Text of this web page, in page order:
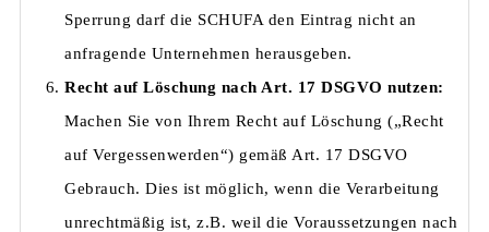
Sperrung darf die SCHUFA den Eintrag nicht an
anfragende Unternehmen herausgeben.
Recht auf Löschung nach Art. 17 DSGVO nutzen:
Machen Sie von Ihrem Recht auf Löschung („Recht
auf Vergessenwerden“) gemäß Art. 17 DSGVO
Gebrauch. Dies ist möglich, wenn die Verarbeitung
unrechtmäßig ist, z.B. weil die Voraussetzungen nach